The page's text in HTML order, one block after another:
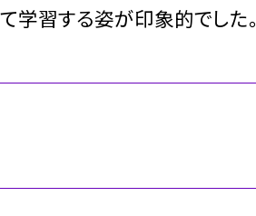
学習する姿が印象的でした。